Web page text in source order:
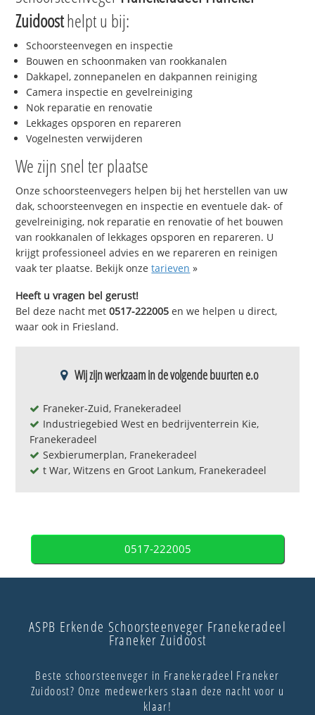
Zuidoosthelpt u bij:
Schoorsteenvegen en inspectie
Bouwen en schoonmaken van rookkanalen
Dakkapel, zonnepanelen en dakpannen reiniging
Camera inspectie en gevelreiniging
Nok reparatie en renovatie
Lekkages opsporen en repareren
Vogelnesten verwijderen
We zijn snel ter plaatse
Onze schoorsteenvegers helpen bij het herstellen van uw
dak, schoorsteenvegen en inspectie en eventuele dak- of
gevelreiniging, nok reparatie en renovatie of het bouwen
van rookkanalen of lekkages opsporen en repareren. U
krijgt professioneel advies en we repareren en reinigen
vaak ter plaatse. Bekijk onzetarieven »
Heeft u vragen bel gerust!
Bel deze nacht met0517-222005 en we helpen u direct,
waar ook in Friesland.
Wij zijn werkzaam in de volgende buurten e.o
Franeker-Zuid, Franekeradeel
Industriegebied West en bedrijventerrein Kie,
Franekeradeel
Sexbierumerplan, Franekeradeel
t War, Witzens en Groot Lankum, Franekeradeel
0517-222005
ASPB Erkende Schoorsteenveger Franekeradeel
Franeker Zuidoost
Beste schoorsteenveger in Franekeradeel Franeker
Zuidoost? Onze medewerkers staan deze nacht voor u
klaar!